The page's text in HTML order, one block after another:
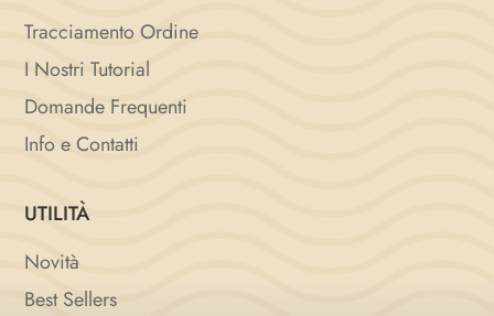
Tracciamento Ordine
I Nostri Tutorial
Domande Frequenti
Info e Contatti
UTILITÀ
Novità
Best Sellers